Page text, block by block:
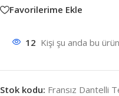
Favorilerime Ekle
12 Kişi şu anda bu
Stok kodu: Fransız Dantelli